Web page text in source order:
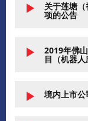
关于莲塘
项的公告
2019年佛
目（机器人
境内上市